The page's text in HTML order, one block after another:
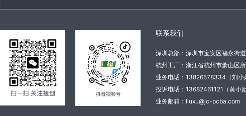
联系我们
深圳总部：深圳市宝安区福永街
杭州工厂：浙江省杭州市萧山区
业务电话：13826578334（刘小
投诉电话：13682461121（黄小姐
业务邮箱：liuxu@jc-pcba.com